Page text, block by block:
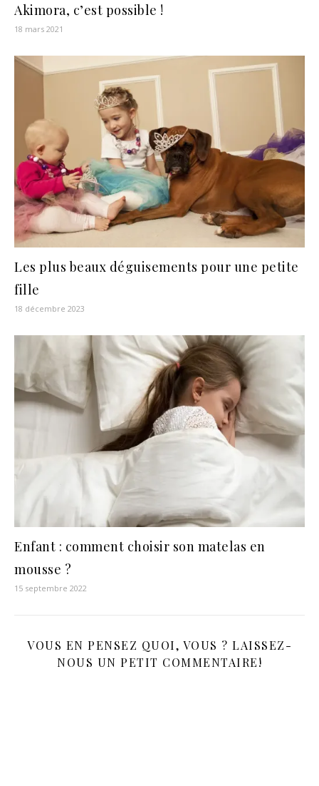
Akimora, c’est possible !
18 mars 2021
Les plus beaux déguisements pour une petite
fille
18 décembre 2023
Enfant : comment choisir son matelas en
mousse ?
15 septembre 2022
VOUS EN PENSEZ QUOI, VOUS ? LAISSEZ-
NOUS UN PETIT COMMENTAIRE!